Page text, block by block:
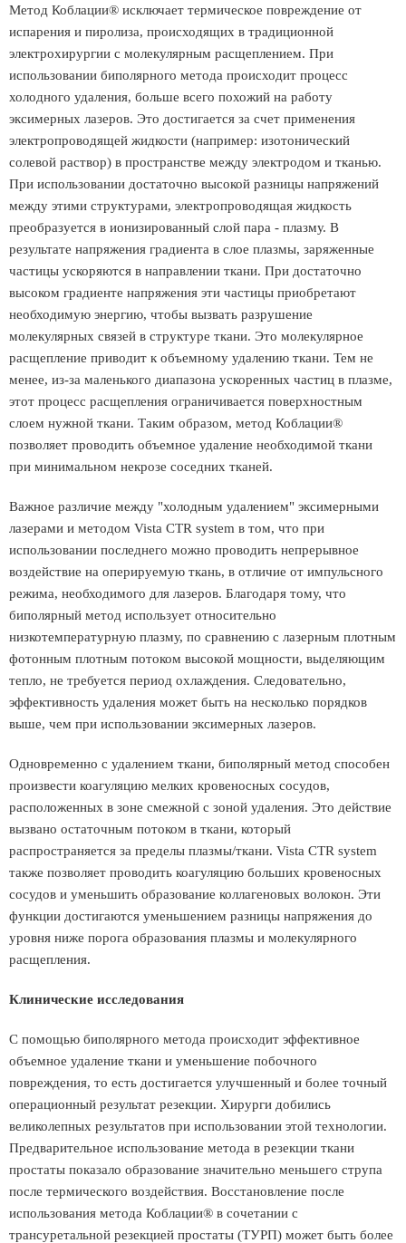
Метод Коблации® исключает термическое повреждение от
испарения и пиролиза, происходящих в традиционной
электрохирургии с молекулярным расщеплением. При
использовании биполярного метода происходит процесс
холодного удаления, больше всего похожий на работу
эксимерных лазеров. Это достигается за счет применения
электропроводящей жидкости (например: изотонический
солевой раствор) в пространстве между электродом и тканью.
При использовании достаточно высокой разницы напряжений
между этими структурами, электропроводящая жидкость
преобразуется в ионизированный слой пара - плазму. В
результате напряжения градиента в слое плазмы, заряженные
частицы ускоряются в направлении ткани. При достаточно
высоком градиенте напряжения эти частицы приобретают
необходимую энергию, чтобы вызвать разрушение
молекулярных связей в структуре ткани. Это молекулярное
расщепление приводит к объемному удалению ткани. Тем не
менее, из-за маленького диапазона ускоренных частиц в плазме,
этот процесс расщепления ограничивается поверхностным
слоем нужной ткани. Таким образом, метод Коблации®
позволяет проводить объемное удаление необходимой ткани
при минимальном некрозе соседних тканей.
Важное различие между "холодным удалением" эксимерными
лазерами и методом Vista CTR system в том, что при
использовании последнего можно проводить непрерывное
воздействие на оперируемую ткань, в отличие от импульсного
режима, необходимого для лазеров. Благодаря тому, что
биполярный метод использует относительно
низкотемпературную плазму, по сравнению с лазерным плотным
фотонным плотным потоком высокой мощности, выделяющим
тепло, не требуется период охлаждения. Следовательно,
эффективность удаления может быть на несколько порядков
выше, чем при использовании эксимерных лазеров.
Одновременно с удалением ткани, биполярный метод способен
произвести коагуляцию мелких кровеносных сосудов,
расположенных в зоне смежной с зоной удаления. Это действие
вызвано остаточным потоком в ткани, который
распространяется за пределы плазмы/ткани. Vista CTR system
также позволяет проводить коагуляцию больших кровеносных
сосудов и уменьшить образование коллагеновых волокон. Эти
функции достигаются уменьшением разницы напряжения до
уровня ниже порога образования плазмы и молекулярного
расщепления.
Клинические исследования
С помощью биполярного метода происходит эффективное
объемное удаление ткани и уменьшение побочного
повреждения, то есть достигается улучшенный и более точный
операционный результат резекции. Хирурги добились
великолепных результатов при использовании этой технологии.
Предварительное использование метода в резекции ткани
простаты показало образование значительно меньшего струпа
после термического воздействия. Восстановление после
использования метода Коблации® в сочетании с
трансуретальной резекцией простаты (ТУРП) может быть более